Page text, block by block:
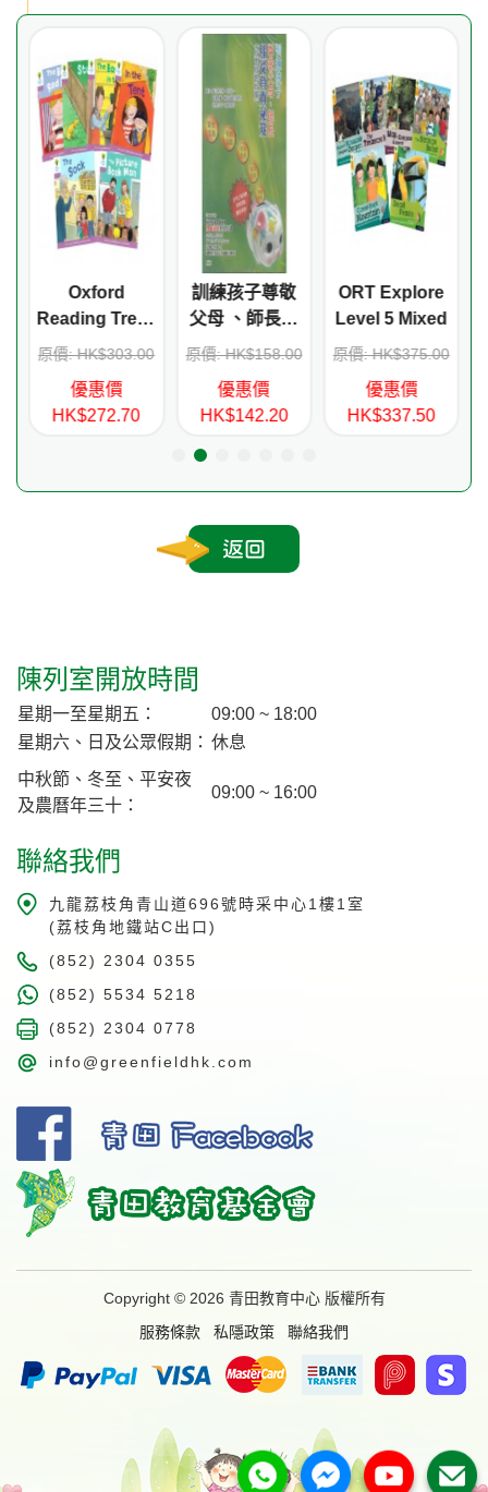
Oxford
Reading Tree -
Decode and
1+A
原價: HK$303.00
優惠價
HK$272.70
訓練孩子尊敬
父母 、師長服
從負責秘笈
策）(DVD)
原價: HK$158.00
優惠價
HK$142.20
ORT Explore
Level 5 Mixed
原價: HK$375.00
優惠價
HK$337.50
返回
陳列室開放時間
星期一至星期五：
09:00 ~ 18:00
星期六、日及公眾假期： 休息
中秋節、冬至、平安夜
及農曆年三十：
09:00 ~ 16:00
聯絡我們
九龍荔枝角青山道696號時采中心1樓1室
(荔枝角地鐵站C出口)
(852) 2304 0355
(852) 5534 5218
(852) 2304 0778
info@greenfieldhk.com
Copyright © 2026 青田教育中心 版權所有
服務條款
私隱政策 聯絡我們